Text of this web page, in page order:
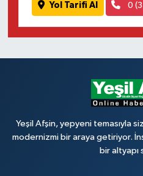
Yol Tarifi Al 0
Yeşil Afşin, yepyeni temasıyla
modernizmi bir araya getiriyor.
bir altyapı